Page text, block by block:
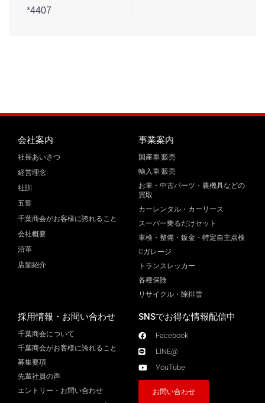
*4407
会社案内
社長あいさつ
経営理念
社訓
五誓
千葉商会がお客様に誇れること
会社概要
沿革
店舗紹介
事業案内
国産車 販売
輸入車 販売
お車・中古パーツ・農機具などの
買取
カーレンタル・カーリース
スーパー乗るだけセット
車検・整備・鈑金・特定自主点検
Cガレージ
トランスレッカー
各種保険
リサイクル・除排雪
採用情報・お問い合わせ
千葉商会について
千葉商会がお客様に誇れること​
募集要項
先輩社員の声
エントリー・お問い合わせ
SNSでお得な情報配信中
Facebook
LINE@
YouTube
お問い合わせ